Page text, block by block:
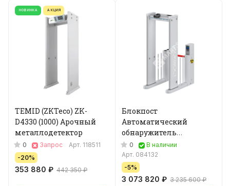
НОВИНКА АКЦИЯ
TEMID (ZKTeco) ZK-
D4330 (1000) Арочный
металлодетектор
0 Запрос Арт. 118511
-20%
353 880 ₽ 442 350 ₽
Блокпост
Автоматический
обнаружитель
взрывчатых веществ
0
В наличии
Арт. 084132
-5%
3 073 820 ₽ 3 235 600 ₽